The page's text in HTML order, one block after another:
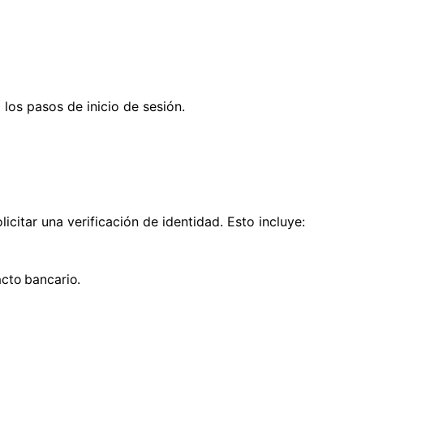
pasos de inicio de sesión.
una verificación de identidad. Esto incluye:
bancario.